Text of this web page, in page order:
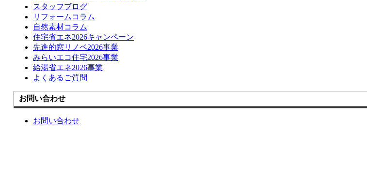
スタッフブログ
リフォームコラム
自然素材コラム
住宅省エネ2026キャンペーン
先進的窓リノベ2026事業
みらいエコ住宅2026事業
給湯省エネ2026事業
よくあるご質問
お問い合わせ
お問い合わせ